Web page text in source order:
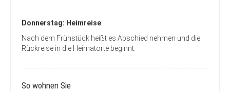
Donnerstag: Heimreise
Nach dem Frühstück heißt es Abschied nehmen und die
Rückreise in die Heimatorte beginnt.
So wohnen Sie